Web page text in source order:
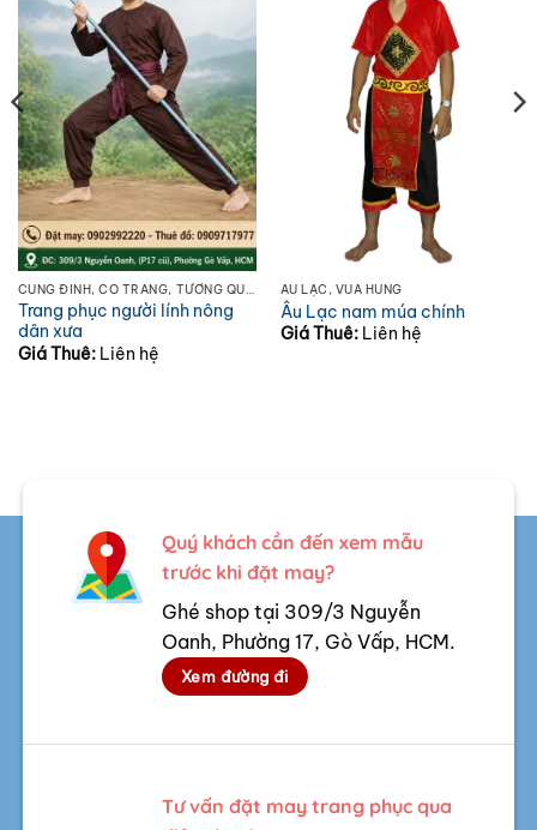
CUNG ĐÌNH, CỔ TRANG, TƯỚNG QUÂN, ÂU LẠC
Trang phục người lính nông
dân xưa
Giá Thuê: Liên hệ
ÂU LẠC, VUA HÙNG
Âu Lạc nam múa chính
Giá Thuê: Liên hệ
Quý khách cần đến xem mẫu
trước khi đặt may?
Ghé shop tại 309/3 Nguyễn
Oanh, Phường 17, Gò Vấp, HCM.
Xem đường đi
Tư vấn đặt may trang phục qua